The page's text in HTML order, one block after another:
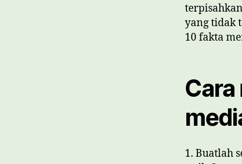
yang tidak
10 fakta
1. Buatlah